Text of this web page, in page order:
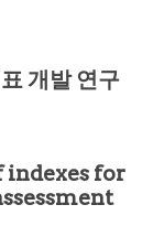
g
n
개발 연구
indexes for